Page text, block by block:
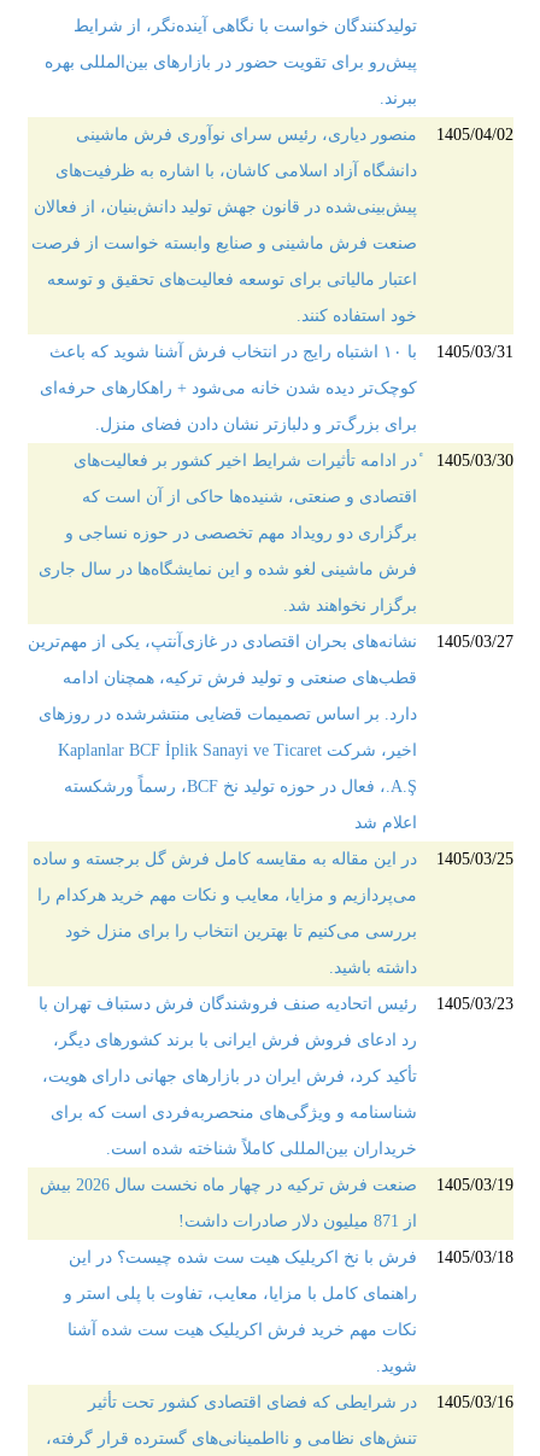
تولیدکنندگان خواست با نگاهی آینده‌نگر، از شرایط
پیش‌رو برای تقویت حضور در بازارهای بین‌المللی بهره
ببرند.
1405/04/02
منصور دیاری، رئیس سرای نوآوری فرش ماشینی
دانشگاه آزاد اسلامی کاشان، با اشاره به ظرفیت‌های
پیش‌بینی‌شده در قانون جهش تولید دانش‌بنیان، از فعالان
صنعت فرش ماشینی و صنایع وابسته خواست از فرصت
اعتبار مالیاتی برای توسعه فعالیت‌های تحقیق و توسعه
خود استفاده کنند.
1405/03/31
با ۱۰ اشتباه رایج در انتخاب فرش آشنا شوید که باعث
کوچک‌تر دیده شدن خانه می‌شود + راهکارهای حرفه‌ای
برای بزرگ‌تر و دلبازتر نشان دادن فضای منزل.
1405/03/30
ٔدر ادامه تأثیرات شرایط اخیر کشور بر فعالیت‌های
اقتصادی و صنعتی، شنیده‌ها حاکی از آن است که
برگزاری دو رویداد مهم تخصصی در حوزه نساجی و
فرش ماشینی لغو شده و این نمایشگاه‌ها در سال جاری
برگزار نخواهند شد.
1405/03/27
نشانه‌های بحران اقتصادی در غازی‌آنتپ، یکی از مهم‌ترین
قطب‌های صنعتی و تولید فرش ترکیه، همچنان ادامه
دارد. بر اساس تصمیمات قضایی منتشرشده در روزهای
اخیر، شرکت Kaplanlar BCF İplik Sanayi ve Ticaret
A.Ş.، فعال در حوزه تولید نخ BCF، رسماً ورشکسته
اعلام شد
1405/03/25
در این مقاله به مقایسه کامل فرش گل برجسته و ساده
می‌پردازیم و مزایا، معایب و نکات مهم خرید هرکدام را
بررسی می‌کنیم تا بهترین انتخاب را برای منزل خود
داشته باشید.
1405/03/23
رئیس اتحادیه صنف فروشندگان فرش دستباف تهران با
رد ادعای فروش فرش ایرانی با برند کشورهای دیگر،
تأکید کرد، فرش ایران در بازارهای جهانی دارای هویت،
شناسنامه و ویژگی‌های منحصربه‌فردی است که برای
خریداران بین‌المللی کاملاً شناخته شده است.
1405/03/19
صنعت فرش ترکیه در چهار ماه نخست سال 2026 بیش
از 871 میلیون دلار صادرات داشت!
1405/03/18
فرش با نخ اکریلیک هیت ست شده چیست؟ در این
راهنمای کامل با مزایا، معایب، تفاوت با پلی استر و
نکات مهم خرید فرش اکریلیک هیت ست شده آشنا
شوید.
1405/03/16
در شرایطی که فضای اقتصادی کشور تحت تأثیر
تنش‌های نظامی و نااطمینانی‌های گسترده قرار گرفته،